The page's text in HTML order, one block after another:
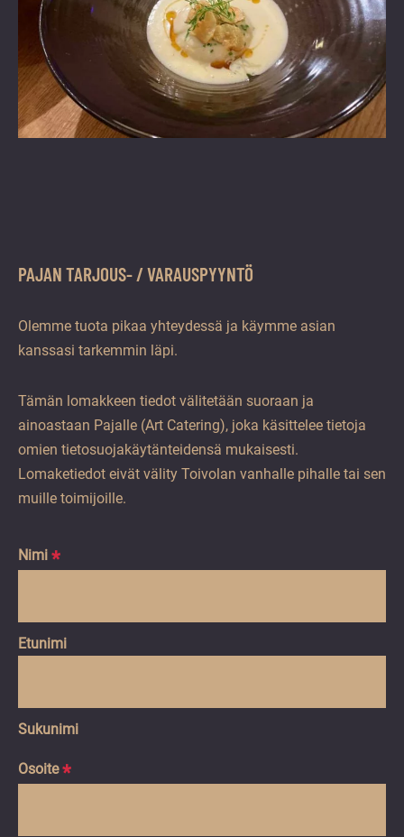
PAJAN TARJOUS- / VARAUSPYYNTÖ
Olemme tuota pikaa yhteydessä ja käymme asian
kanssasi tarkemmin läpi.
Tämän lomakkeen tiedot välitetään suoraan ja
ainoastaan Pajalle (Art Catering), joka käsittelee tietoja
omien tietosuojakäytänteidensä mukaisesti.
Lomaketiedot eivät välity Toivolan vanhalle pihalle tai sen
muille toimijoille.
Nimi *
Etunimi
Sukunimi
Osoite *